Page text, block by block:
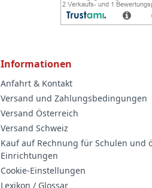
Informationen
Anfahrt & Kontakt
Versand und Zahlungsbedingungen
Versand Österreich
Versand Schweiz
Kauf auf Rechnung für Schulen und
Einrichtungen
Cookie-Einstellungen
Lexikon / Glossar